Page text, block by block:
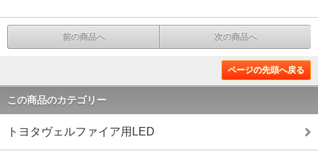
前の商品へ 次の商品へ
ページの先頭へ戻る
この商品のカテゴリー
トヨタヴェルファイア用LED